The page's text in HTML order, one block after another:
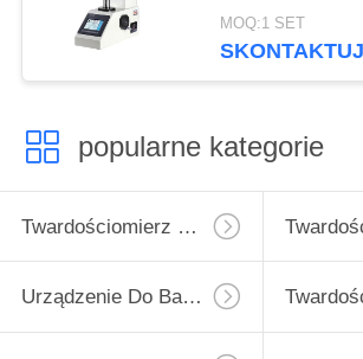
obciążenia
MOQ:1 SET
popularne kategorie
Twardościomierz Micro Vickers
Urządzenie Do Badania Twardości Rockwell